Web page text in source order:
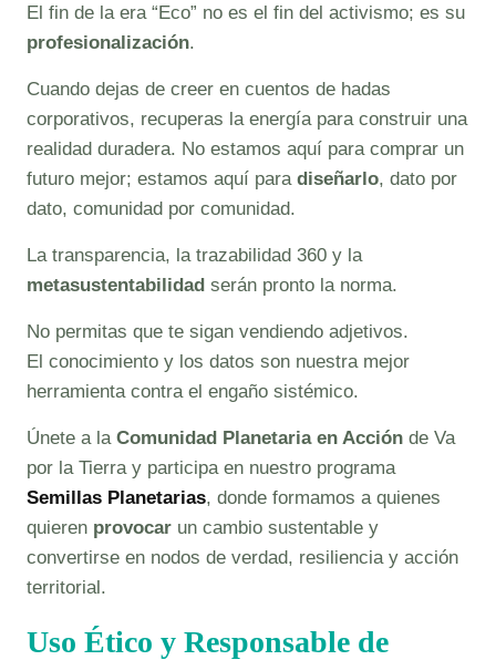
El fin de la era “Eco” no es el fin del activismo; es su
profesionalización.
Cuando dejas de creer en cuentos de hadas
corporativos, recuperas la energía para construir una
realidad duradera. No estamos aquí para comprar un
futuro mejor; estamos aquí para diseñarlo, dato por
dato, comunidad por comunidad.
La transparencia, la trazabilidad 360 y la
metasustentabilidad serán pronto la norma.
No permitas que te sigan vendiendo adjetivos.
El conocimiento y los datos son nuestra mejor
herramienta contra el engaño sistémico.
Únete a la Comunidad Planetaria en Acción de Va
por la Tierra y participa en nuestro programa
Semillas Planetarias, donde formamos a quienes
quieren provocar un cambio sustentable y
convertirse en nodos de verdad, resiliencia y acción
territorial.
Uso Ético y Responsable de